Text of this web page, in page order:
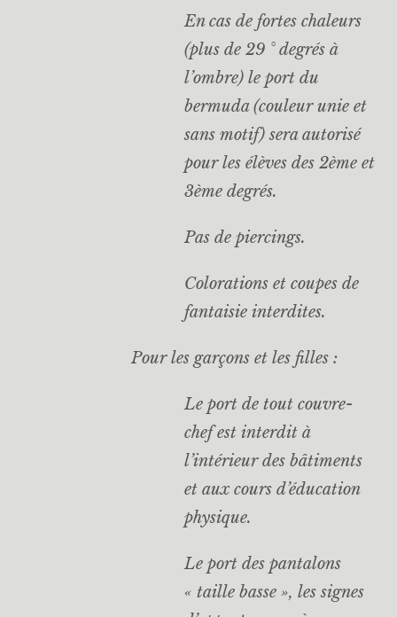
En cas de fortes chaleurs
(plus de 29 ° degrés à
l’ombre) le port du
bermuda (couleur unie et
sans motif) sera autorisé
pour les élèves des 2ème et
3ème degrés.
Pas de piercings.
Colorations et coupes de
fantaisie interdites.
Pour les garçons et les filles :
Le port de tout couvre-
chef est interdit à
l’intérieur des bâtiments
et aux cours d’éducation
physique.
Le port des pantalons
« taille basse », les signes